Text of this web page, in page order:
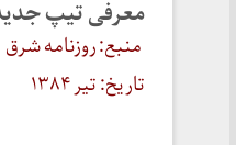
معرفی تیپ
منبع: روزنامه شرق
تاریخ: تیر ۱۳۸۴